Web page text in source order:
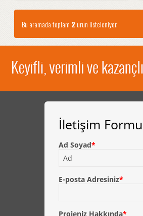
Bu aramada toplam 2ürün listeleniyor.